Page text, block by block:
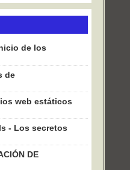
de los
de
web estáticos
- Los secretos
DE